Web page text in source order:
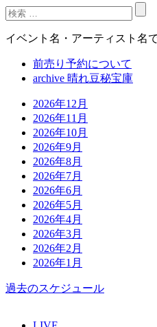
イベント名・アーティスト名
前売り予約について
archive 晴れ豆秘宝庫
2026年12月
2026年11月
2026年10月
2026年9月
2026年8月
2026年7月
2026年6月
2026年5月
2026年4月
2026年3月
2026年2月
2026年1月
過去のスケジュール